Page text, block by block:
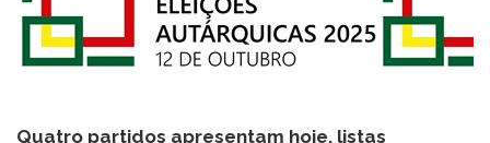
Quatro partidos apresentam hoje, listas